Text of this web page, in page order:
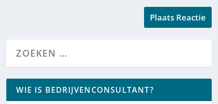
WIE IS BEDRIJVENCONSULTANT?